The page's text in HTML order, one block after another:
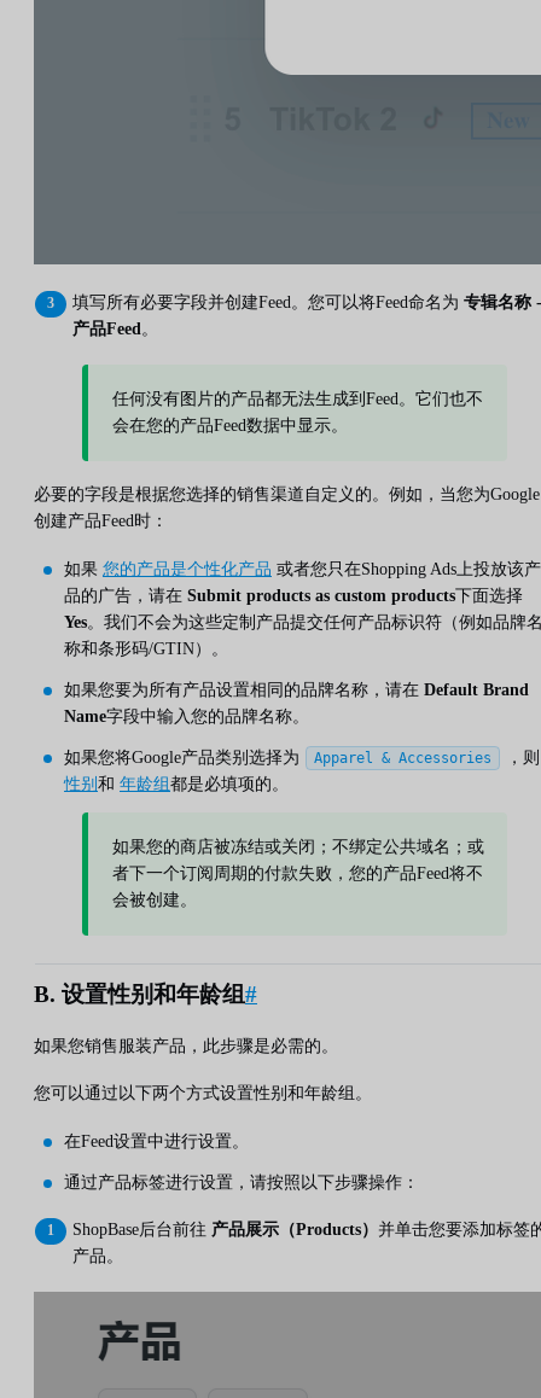
填写所有必要字段并创建Feed。您可以将Feed命名为 专辑名称 -
产品Feed。
任何没有图片的产品都无法生成到Feed。它们也不
会在您的产品Feed数据中显示。
必要的字段是根据您选择的销售渠道自定义的。例如，当您为Google
创建产品Feed时：
如果 您的产品是个性化产品 或者您只在Shopping Ads上投放该产
品的广告，请在 Submit products as custom products下面选择
Yes。我们不会为这些定制产品提交任何产品标识符（例如品牌
称和条形码/GTIN）。
如果您要为所有产品设置相同的品牌名称，请在 Default Brand
Name字段中输入您的品牌名称。
如果您将Google产品类别选择为 Apparel & Accessories
，则
性别 和 年龄组 都是必填项的。
如果您的商店被冻结或关闭；不绑定公共域名；或
者下一个订阅周期的付款失败，您的产品Feed将不
会被创建。
B. 设置性别和年龄组#
如果您销售服装产品，此步骤是必需的。
您可以通过以下两个方式设置性别和年龄组。
在Feed设置中进行设置。
通过产品标签进行设置，请按照以下步骤操作：
ShopBase后台前往 产品展示（Products） 并单击您要添加标签
产品。